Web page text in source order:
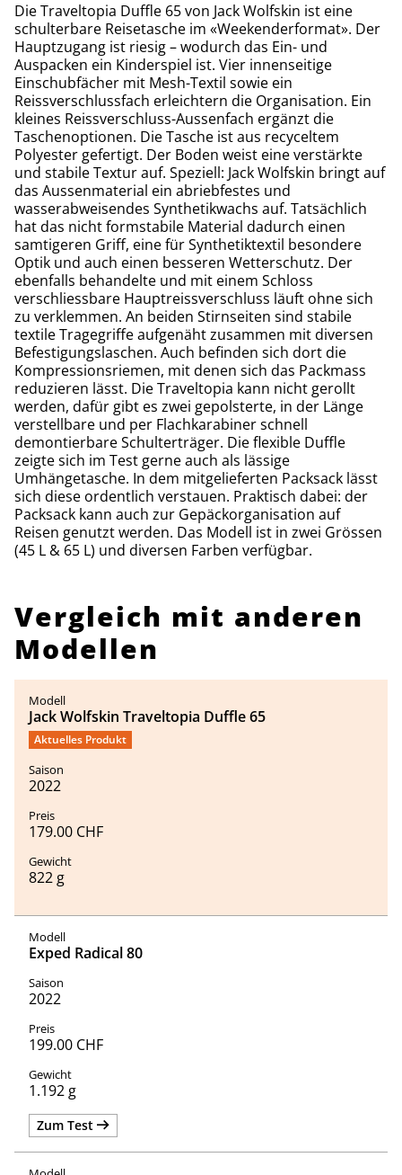
Die Traveltopia Duffle 65 von Jack Wolfskin ist eine
schulterbare Reisetasche im «Weekenderformat». Der
Hauptzugang ist riesig – wodurch das Ein- und
Auspacken ein Kinderspiel ist. Vier innenseitige
Einschubfächer mit Mesh-Textil sowie ein
Reissverschlussfach erleichtern die Organisation. Ein
kleines Reissverschluss-Aussenfach ergänzt die
Taschenoptionen. Die Tasche ist aus recyceltem
Polyester gefertigt. Der Boden weist eine verstärkte
und stabile Textur auf. Speziell: Jack Wolfskin bringt auf
das Aussenmaterial ein abriebfestes und
wasserabweisendes Synthetikwachs auf. Tatsächlich
hat das nicht formstabile Material dadurch einen
samtigeren Griff, eine für Synthetiktextil besondere
Optik und auch einen besseren Wetterschutz. Der
ebenfalls behandelte und mit einem Schloss
verschliessbare Hauptreissverschluss läuft ohne sich
zu verklemmen. An beiden Stirnseiten sind stabile
textile Tragegriffe aufgenäht zusammen mit diversen
Befestigungslaschen. Auch befinden sich dort die
Kompressionsriemen, mit denen sich das Packmass
reduzieren lässt. Die Traveltopia kann nicht gerollt
werden, dafür gibt es zwei gepolsterte, in der Länge
verstellbare und per Flachkarabiner schnell
demontierbare Schulterträger. Die flexible Duffle
zeigte sich im Test gerne auch als lässige
Umhängetasche. In dem mitgelieferten Packsack lässt
sich diese ordentlich verstauen. Praktisch dabei: der
Packsack kann auch zur Gepäckorganisation auf
Reisen genutzt werden. Das Modell ist in zwei Grössen
(45 L & 65 L) und diversen Farben verfügbar.
Vergleich mit anderen
Modellen
Jack Wolfskin Traveltopia Duffle 65
Aktuelles Produkt
2022
179.00 CHF
822 g
Exped Radical 80
2022
199.00 CHF
1.192 g
Zum Test